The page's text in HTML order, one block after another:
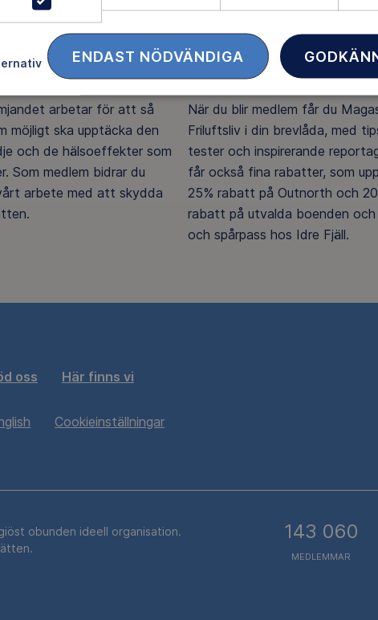
för alla
arbetar för att så
möjligt ska upptäcka den
och de hälsoeffekter som
Som medlem bidrar du
arbete med att skydda
Medlemsförmåner
När du blir medlem får du
Friluftsliv i din brevlåda, med
tester och inspirerande
får också fina rabatter, som
25% rabatt på Outnorth och
rabatt på utvalda boenden och
och spårpass hos Idre Fjäll.
oss Här finns vi
Cookieinställningar
obunden ideell organisation.
143 060
MEDLEMMAR
ENDAST NÖDVÄNDIGA